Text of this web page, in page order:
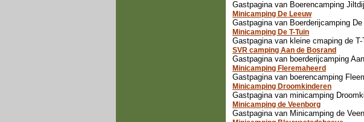
Gastpagina van Boerencamping
Minicamping De Leeuw
Gastpagina van Boerderijcamping
Minicamping De T-Tuin
Gastpagina van kleine cmaping de
SVR camping Aan de Bosrand
Gastpagina van boerderijcamping
Minicamping Fleremaheerd
Gastpagina van boerencamping
Minicamping Droomkinderen
Gastpagina van minicamping
Minicamping de Veenborg
Gastpagina van Minicamping de